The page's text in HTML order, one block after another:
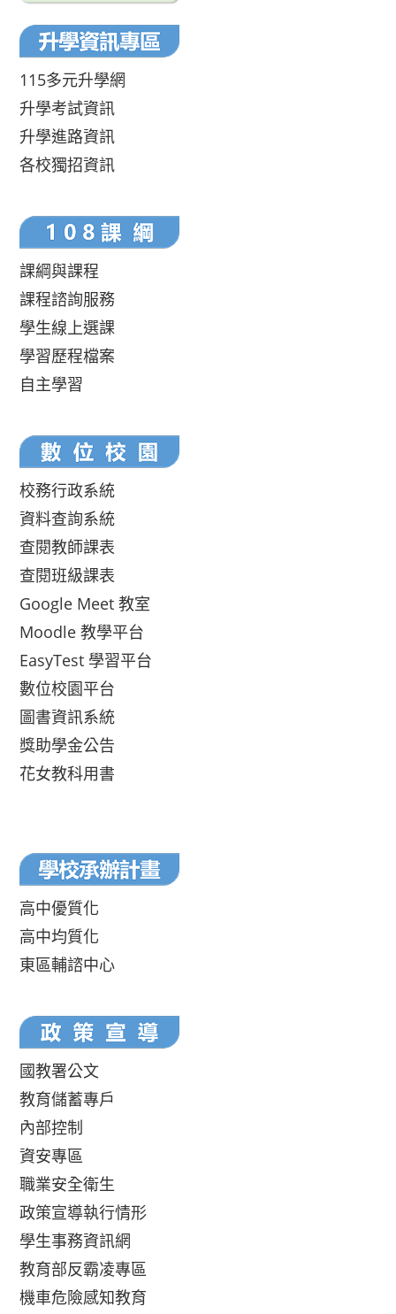
115多元升學網
升學考試資訊
升學進路資訊
各校獨招資訊
課綱與課程
課程諮詢服務
學生線上選課
學習歷程檔案
自主學習
校務行政系統
資料查詢系統
查閱教師課表
查閱班級課表
Google Meet 教室
Moodle 教學平台
EasyTest 學習平台
數位校園平台
圖書資訊系統
獎助學金公告
花女教科用書
高中優質化
高中均質化
東區輔諮中心
國教署公文
教育儲蓄專戶
內部控制
資安專區
職業安全衛生
政策宣導執行情形
學生事務資訊網
教育部反霸凌專區
機車危險感知教育